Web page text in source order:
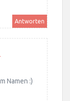
Antworten
Namen :)